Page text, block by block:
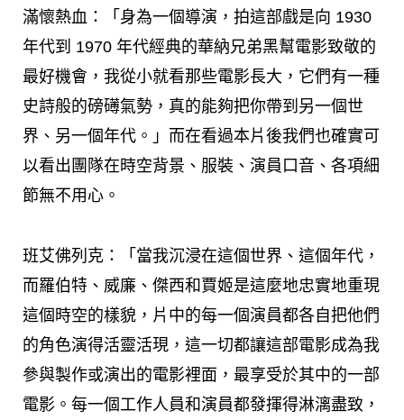
滿懷熱血：「身為一個導演，拍這部戲是向 1930
年代到 1970 年代經典的華納兄弟黑幫電影致敬的
最好機會，我從小就看那些電影長大，它們有一種
史詩般的磅礡氣勢，真的能夠把你帶到另一個世
界、另一個年代。」而在看過本片後我們也確實可
以看出團隊在時空背景、服裝、演員口音、各項細
節無不用心。
班艾佛列克：「當我沉浸在這個世界、這個年代，
而羅伯特、威廉、傑西和賈姬是這麼地忠實地重現
這個時空的樣貌，片中的每一個演員都各自把他們
的角色演得活靈活現，這一切都讓這部電影成為我
參與製作或演出的電影裡面，最享受於其中的一部
電影。每一個工作人員和演員都發揮得淋漓盡致，